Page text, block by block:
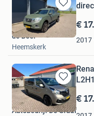
Bewaren
in
Mijn
Favorieten
€
2017
de Boer
Heemskerk
Bewaren
in
Mijn
Favorieten
€
Autobedrijf De Graaf